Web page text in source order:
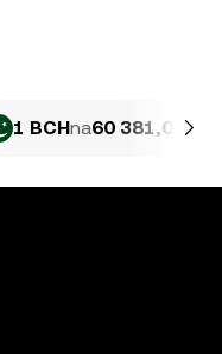
1 BCHna60 381,07